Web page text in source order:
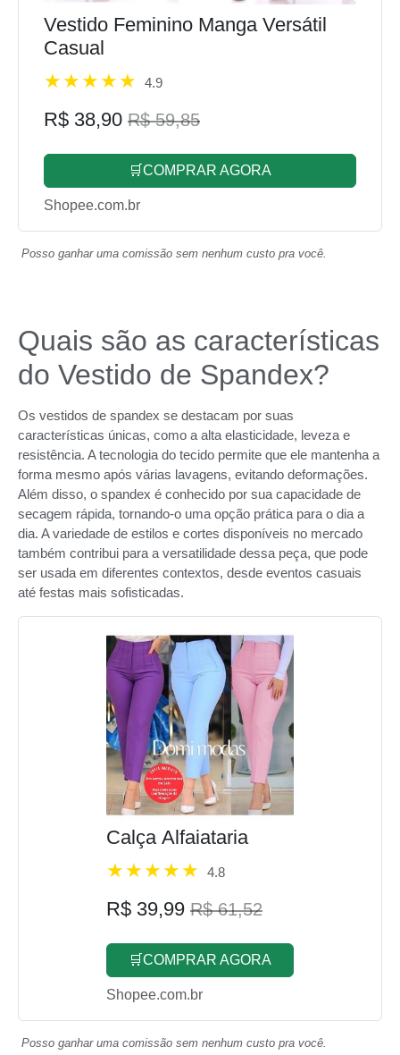
Vestido Feminino Manga Versátil
Casual
4.9
R$ 38,90 R$ 59,85
🛒COMPRAR AGORA
Shopee.com.br
Posso ganhar uma comissão sem nenhum custo pra você.
Quais são as características
do Vestido de Spandex?
Os vestidos de spandex se destacam por suas
características únicas, como a alta elasticidade, leveza e
resistência. A tecnologia do tecido permite que ele mantenha a
forma mesmo após várias lavagens, evitando deformações.
Além disso, o spandex é conhecido por sua capacidade de
secagem rápida, tornando-o uma opção prática para o dia a
dia. A variedade de estilos e cortes disponíveis no mercado
também contribui para a versatilidade dessa peça, que pode
ser usada em diferentes contextos, desde eventos casuais
até festas mais sofisticadas.
Calça Alfaiataria
4.8
R$ 39,99 R$ 61,52
🛒COMPRAR AGORA
Shopee.com.br
Posso ganhar uma comissão sem nenhum custo pra você.